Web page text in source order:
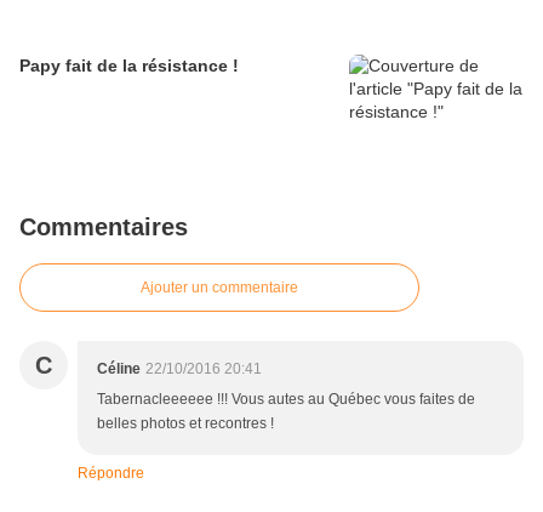
Papy fait de la résistance !
Commentaires
Ajouter un commentaire
C Céline 22/10/2016 20:41
Tabernacleeeeee !!! Vous autes au Québec vous faites de
belles photos et recontres !
Répondre